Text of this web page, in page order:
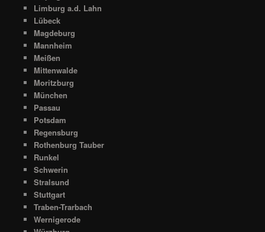
Limburg a.d. Lahn
Lübeck
Magdeburg
Mannheim
Meißen
Mittenwalde
Moritzburg
München
Passau
Potsdam
Regensburg
Rothenburg Tauber
Runkel
Schwerin
Stralsund
Stuttgart
Traben-Trarbach
Wernigerode